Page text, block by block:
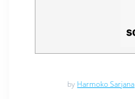
by Harmoko Sarjana